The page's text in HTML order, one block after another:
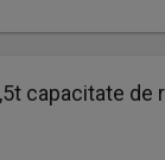
capacitate de